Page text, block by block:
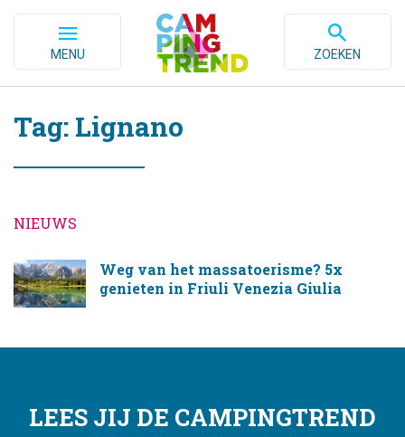
MENU ZOEKEN
Tag: Lignano
NIEUWS
Weg van het massatoerisme? 5x
genieten in Friuli Venezia Giulia
LEES JIJ DE CAMPINGTREND